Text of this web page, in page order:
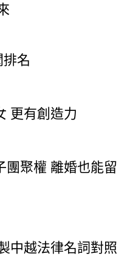
排名
更有創造力
團聚權 離婚也能留
中越法律名詞對照